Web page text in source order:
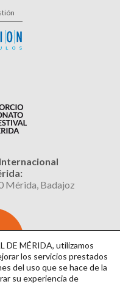
Mérida, Badajoz
DE MÉRIDA, utilizamos
los servicios prestados
del uso que se hace de la
su experiencia de